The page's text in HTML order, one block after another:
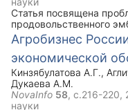
промышленности, а за
промышленного
Статья посвящена
продовольственного
отмечают значимость
сельскому хозяйству.
Агробизнес
экономической
Кинзябулатова А.Г.,
Дукаева А.М.
NovaInfo 58, с.216-220,
науки